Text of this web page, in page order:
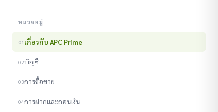
หมวดหมู่
01 เกี่ยวกับ APC Prime
02บัญชี
03การซื้อขาย
04การฝากและถอนเงิน